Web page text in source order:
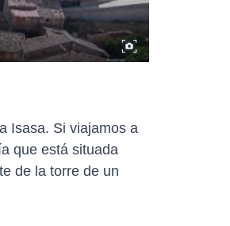
Isasa. Si viajamos a
que está situada
de la torre de un